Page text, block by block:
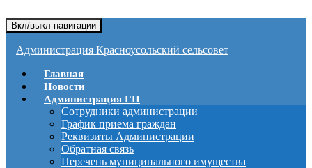
Вкл/выкл навигации
Администрация Красноусольский сельсовет
Главная
Новости
Администрация ГП
Сотрудники администрации
График приема граждан
Реквизиты Администрации
Обратная связь
Перечень муниципального имущества